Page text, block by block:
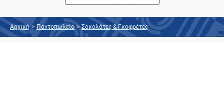
Αρχική > Παντοπωλείο > Σοκολάτες & Γκοφρέτες